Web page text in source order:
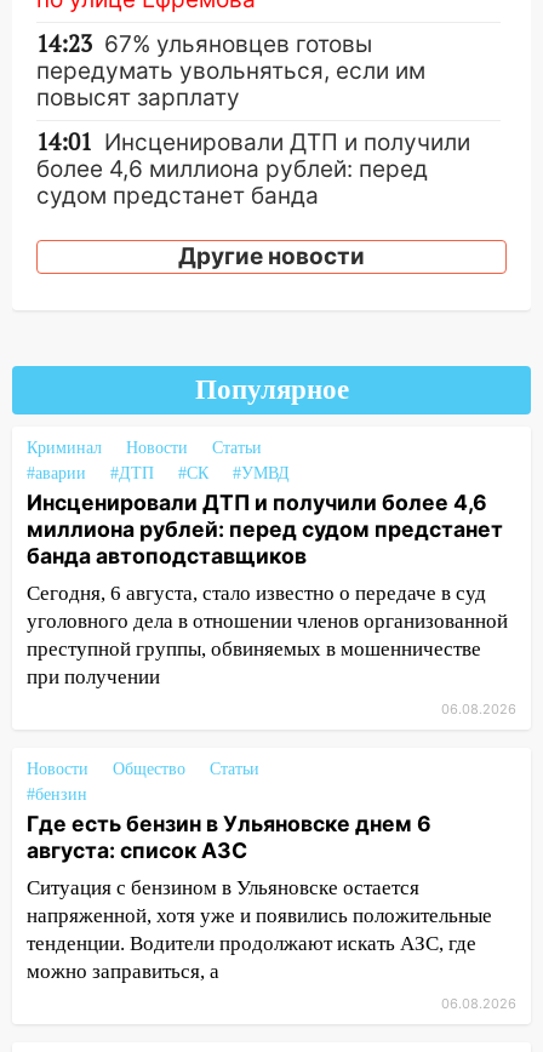
14:23 67% ульяновцев готовы
передумать увольняться, если им
повысят зарплату
14:01 Инсценировали ДТП и получили
более 4,6 миллиона рублей: перед
судом предстанет банда
13:36 В Инзе произошел крупный пожар
обвиняли в жестоком обращении с
12:28
Миллион на «льготниках»: в
Ульяновской области перевозчик
провернул хитрую схему с чужими
проездными
12:10 Ульяновский алиментщик накопил
120 тысяч долга
11:49 Снят режим «Ракетная
опасность» на территории Ульяновской
области
2027 года импорт, выпуск и обращение
бензина Евро 2, Евро 3, Евро 4
11:12 Соцсети: на Рябикова автомобиль
врезался в забор
10:27 Где есть бензин в Ульяновске
днем 6 августа: список АЗС
10:16
Внимание! В Ульяновской области
Другие новости
Популярное
Криминал Новости
Статьи
#аварии
#ДТП #СК #УМВД
Инсценировали ДТП и получили более 4,6
миллиона рублей: перед судом предстанет
банда автоподставщиков
Сегодня, 6 августа, стало известно о передаче в суд
уголовного дела в отношении членов организованной
преступной группы, обвиняемых в мошенничестве
при получении
06.08.2026
Новости Общество
Статьи
#бензин
Где есть бензин в Ульяновске днем 6
августа: список АЗС
Ситуация с бензином в Ульяновске остается
напряженной, хотя уже и появились положительные
тенденции. Водители продолжают искать АЗС, где
можно заправиться, а
06.08.2026